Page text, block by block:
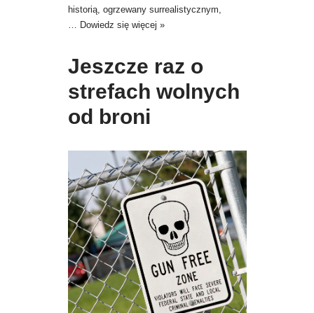
historią, ogrzewany surrealistycznym,
Dowiedz się więcej »
Jeszcze raz o
strefach wolnych
od broni